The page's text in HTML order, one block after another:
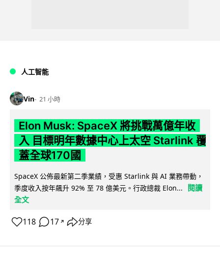
人工智能
Vin 21 小時
Elon Musk: SpaceX 將挑戰萬億年收
入 目標明年數據中心上太空 Starlink 覆
蓋全球170國
SpaceX 公佈最新第二季業績，受惠 Starlink 與 AI 業務帶動，
季度收入按年飆升 92% 至 78 億美元。行政總裁 Elon...
閱讀
全文
118 17 ↗ 分享